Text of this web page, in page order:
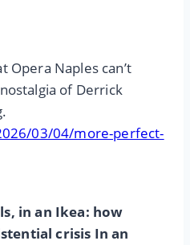
Opera Naples can’t
of Derrick
03/04/more-perfect-
in an Ikea: how
crisis In an